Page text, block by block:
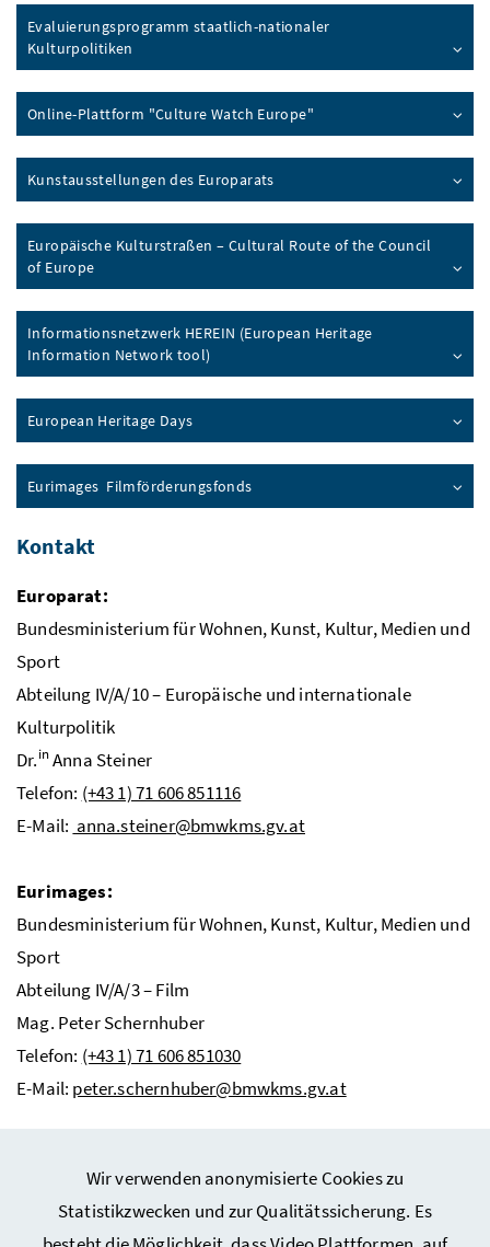
Wir verwenden anonymisierte Cookies zu
Statistikzwecken und zur Qualitätssicherung. Es
Evaluierungsprogramm staatlich-nationaler
Kulturpolitiken
Online-Plattform "Culture Watch Europe"
Kunstausstellungen des Europarats
Europäische Kulturstraßen – Cultural Route of the Council
of Europe
Informationsnetzwerk HEREIN (European Heritage
Information Network tool)
European Heritage Days
Eurimages Filmförderungsfonds
Kontakt
Europarat:
Bundesministerium für Wohnen, Kunst, Kultur, Medien und
Sport
Abteilung IV/A/10 – Europäische und internationale
Kulturpolitik
Dr.inAnna Steiner
Telefon: (+43 1) 71 606 851116
E-Mail: anna.steiner@bmwkms.gv.at
Eurimages:
Bundesministerium für Wohnen, Kunst, Kultur, Medien und
Sport
Abteilung IV/A/3 – Film
Mag. Peter Schernhuber
Telefon: (+43 1) 71 606 851030
E-Mail: peter.schernhuber@bmwkms.gv.at